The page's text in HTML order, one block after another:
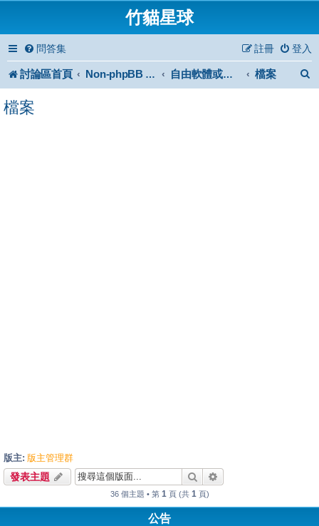
竹貓星球
問答集 登入
註冊
討論區首頁 Non-phpBB specific 自由軟體或免費軟體 檔案
檔案
版主: 版主管理群
發表主題 搜尋
36 個主題 • 第 1 頁 (共 1 頁)
公告